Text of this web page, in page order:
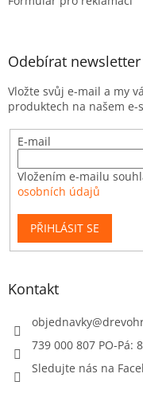
Odebírat newsletter
Vložte svůj e-mail a my
produktech na našem e-
E-mail
Vložením e-mailu
osobních údajů
PŘIHLÁSIT SE
Kontakt
objednavky@
739 000 807 PO-Pá:
Sledujte nás na